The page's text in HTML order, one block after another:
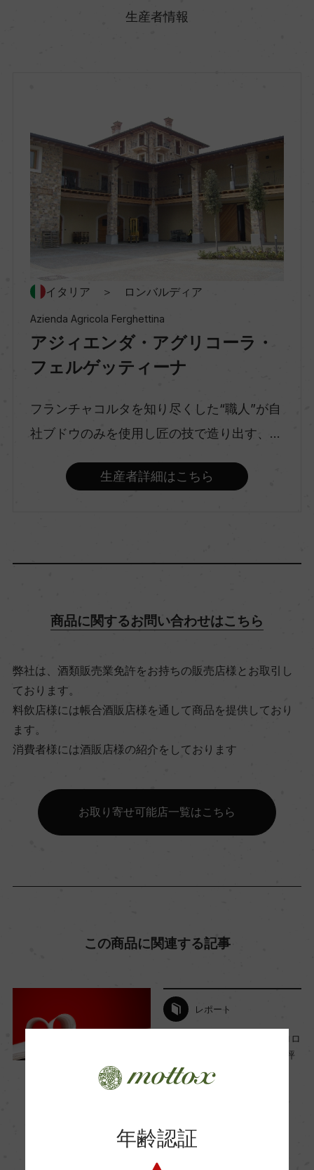
フランチャコルタ
村名
スパークリングワイン
味わい
辛口
品種（原材料）
シャルドネ 100%
アルコール度数
ビオ情報・認証機関
有機JAS認証
ー
国内ワイン専門誌評価歴
Wine Spectator 得点
醗酵：瓶内二次醗酵/3種ベースワイン(サテン、ミ
生産者情報
イタリア ＞ ロンバルディア
Azienda Agricola Ferghettina
アジィエンダ・アグリコーラ・
フェルゲッティーナ
フランチャコルタを知り尽くした“職人”が自
社ブドウのみを使用し匠の技で造り出す、...
生産者詳細はこちら
商品に関するお問い合わせはこちら
弊社は、酒類販売業免許をお持ちの販売店様とお取引し
ております。
料飲店様には帳合酒販店様を通して商品を提供しており
ます。
消費者様には酒販店様の紹介をしております
お取り寄せ可能店一覧はこちら
この商品に関連する記事
レポート
イタリアワイン誌『ガンベロロ
ッソ』とは。2025年の最新評
価情報も
年齢認証